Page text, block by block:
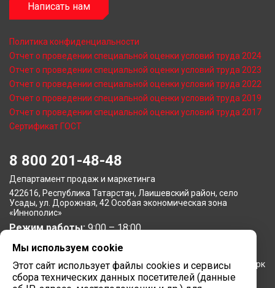
Написать нам
Политика конфиденциальности
Отчет о проведении специальной оценки условий труда 2024
Отчет о проведении специальной оценки условий труда 2023
Отчет о проведении специальной оценки условий труда 2022
Отчет о проведении специальной оценки условий труда 2019
Отчет о проведении специальной оценки условий труда 2017
Сертификат ГОСТ
8 800 201-48-48
Департамент продаж и маркетинга
422616, Республика Татарстан, Лаишевский район, село
Усады, ул. Дорожная, 42 Особая экономическая зона
«Иннополис»
Режим работы:9:00 – 18:00
Московское представительство
105064, г. Москва, Нижний Сусальный переулок, 5, бизнес-парк
«Арма»
Мы используем cookie
Этот сайт использует файлы cookies и сервисы
сбора технических данных посетителей (данные